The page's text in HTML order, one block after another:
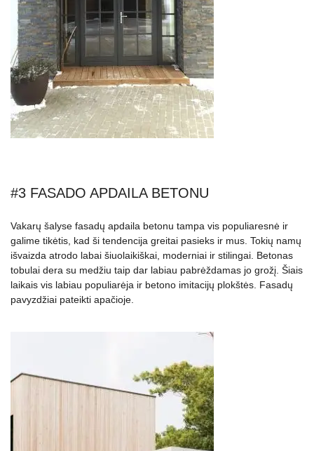
#3 FASADO APDAILA BETONU
Vakarų šalyse fasadų apdaila betonu tampa vis populiaresnė ir
galime tikėtis, kad ši tendencija greitai pasieks ir mus. Tokių namų
išvaizda atrodo labai šiuolaikiškai, moderniai ir stilingai. Betonas
tobulai dera su medžiu taip dar labiau pabrėždamas jo grožį. Šiais
laikais vis labiau populiarėja ir betono imitacijų plokštės. Fasadų
pavyzdžiai pateikti apačioje.